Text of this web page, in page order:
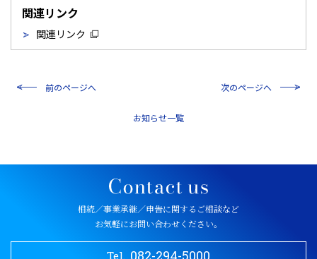
関連リンク
関連リンク
前のページへ
一覧
次のページへ
相続／事業承継／申告に関するご相談など
お気軽にお問い合わせください。
Tel.